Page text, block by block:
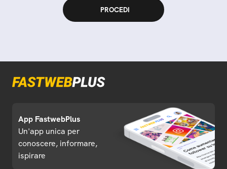
App FastwebPlus
Un'app unica per
conoscere, informare,
ispirare